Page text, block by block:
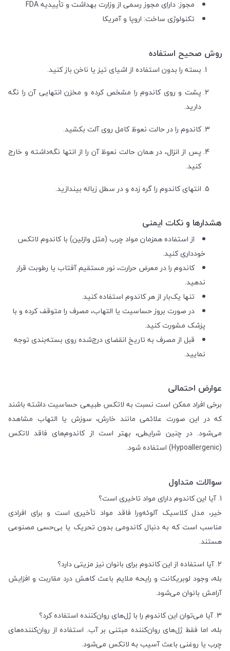
مجوز: دارای مجوز رسمی از وزارت بهداشت و تأییدیه FDA
تکنولوژی ساخت: اروپا و آمریکا
روش صحیح استفاده
بسته را بدون استفاده از اشیای تیز یا ناخن باز کنید.
پشت و روی کاندوم را مشخص کرده و مخزن انتهایی آن را نگه
دارید.
کاندوم را در حالت نعوظ کامل روی آلت بکشید.
پس از انزال، در همان حالت نعوظ آن را از انتها نگه‌داشته و خارج
کنید.
انتهای کاندوم را گره زده و در سطل زباله بیندازید.
هشدارها و نکات ایمنی
از استفاده همزمان مواد چرب (مثل وازلین) با کاندوم لاتکس
خودداری کنید.
کاندوم را در معرض حرارت، نور مستقیم آفتاب یا رطوبت قرار
ندهید.
تنها یک‌بار از هر کاندوم استفاده کنید.
در صورت بروز حساسیت یا التهاب، مصرف را متوقف کرده و با
پزشک مشورت کنید.
قبل از مصرف به تاریخ انقضای درج‌شده روی بسته‌بندی توجه
نمایید.
عوارض احتمالی
برخی افراد ممکن است نسبت به لاتکس طبیعی حساسیت داشته باشند
که در این صورت علائمی مانند خارش، سوزش یا التهاب مشاهده
می‌شود. در چنین شرایطی، بهتر است از کاندوم‌های فاقد لاتکس
(Hypoallergenic) استفاده شود.
سوالات متداول
1. آیا این کاندوم دارای مواد تاخیری است؟
خیر، مدل کلاسیک آلوئه‌ورا فاقد مواد تأخیری است و برای افرادی
مناسب است که به دنبال کاندومی بدون تحریک‌ یا بی‌حسی مصنوعی
هستند.
2. آیا استفاده از این کاندوم برای بانوان نیز مزیتی دارد؟
بله، وجود لوبریکانت و رایحه ملایم باعث کاهش درد مقاربت و افزایش
آرامش بانوان می‌شود.
3. آیا می‌توان این کاندوم را با ژل‌های روان‌کننده استفاده کرد؟
بله، اما فقط ژل‌های روان‌کننده مبتنی بر آب. استفاده از روان‌کننده‌های
چرب یا روغنی باعث آسیب به لاتکس می‌شود.